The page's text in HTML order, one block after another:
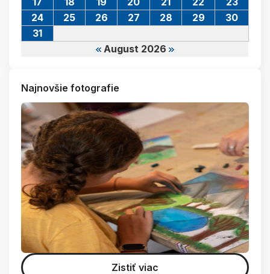
August 2026
24
25 26 27 28 29
30
31
Najnovšie fotografie
Zistiť viac